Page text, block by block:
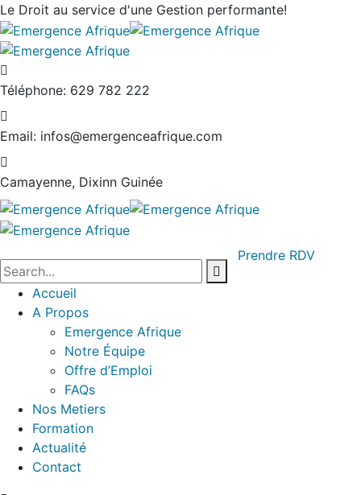
Le Droit au service d'une Gestion performante!
Téléphone: 629 782 222
Email: infos@emergenceafrique.com
Camayenne, Dixinn Guinée
Accueil
A Propos
Emergence Afrique
Notre Équipe
Offre d’Emploi
FAQs
Nos Metiers
Formation
Actualité
Contact
Prendre RDV